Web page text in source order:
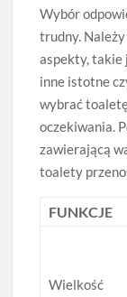
Wybór
trudny.
aspekty, takie
inne istotne
wybrać
oczekiwania.
zawierającą
toalety
FUNKCJE
Wielkość